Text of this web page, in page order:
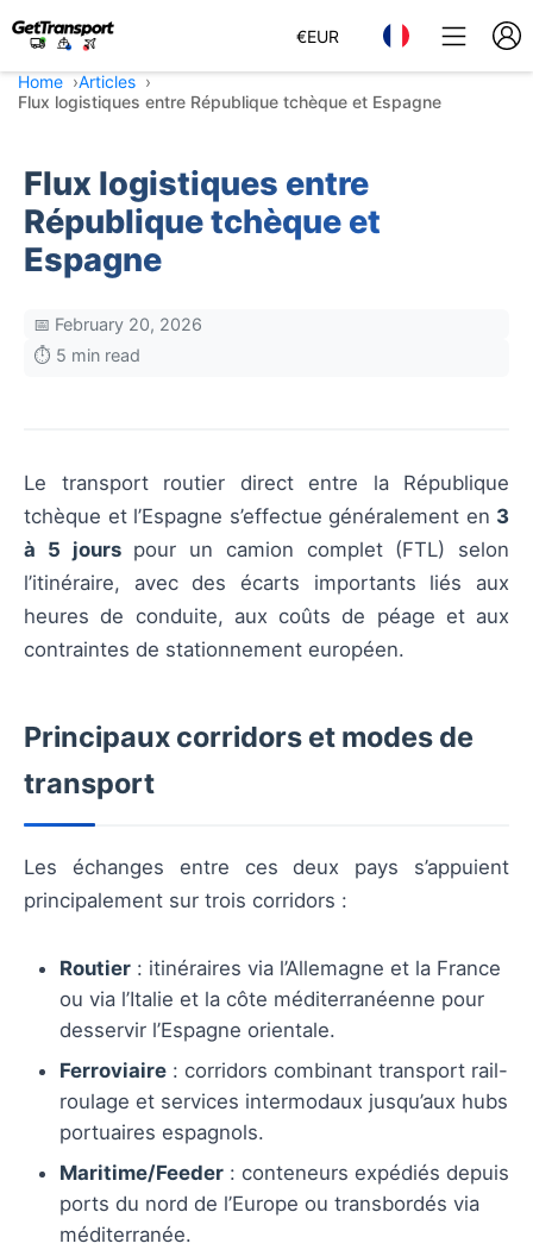
€EUR
Home
Articles
Flux logistiques entre République tchèque et Espagne
Flux logistiques entre
République tchèque et
Espagne
📅 February 20, 2026
⏱️ 5 min read
Le transport routier direct entre la République
tchèque et l’Espagne s’effectue généralement en 3
à 5 jourspour un camion complet (FTL) selon
l’itinéraire, avec des écarts importants liés aux
heures de conduite, aux coûts de péage et aux
contraintes de stationnement européen.
Principaux corridors et modes de
transport
Les échanges entre ces deux pays s’appuient
principalement sur trois corridors :
Routier : itinéraires via l’Allemagne et la France
ou via l’Italie et la côte méditerranéenne pour
desservir l’Espagne orientale.
Ferroviaire : corridors combinant transport rail-
roulage et services intermodaux jusqu’aux hubs
portuaires espagnols.
Maritime/Feeder : conteneurs expédiés depuis
ports du nord de l’Europe ou transbordés via
méditerranée.